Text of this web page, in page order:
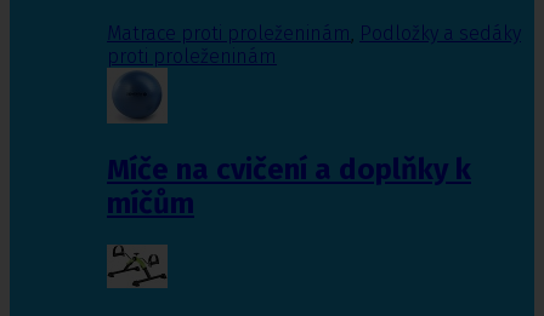
Matrace proti proleženinám, Podložky a sedáky
proti proleženinám
Míče na cvičení a doplňky k
míčům